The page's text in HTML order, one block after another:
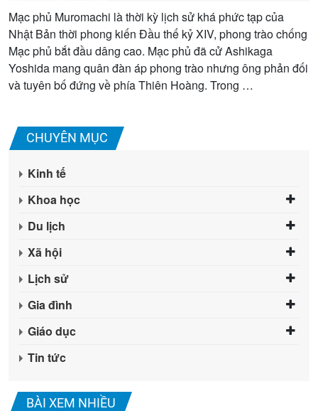
Mạc phủ Muromachi là thời kỳ lịch sử khá phức tạp của
Nhật Bản thời phong kiến Đầu thế kỷ XIV, phong trào chống
Mạc phủ bắt đầu dâng cao. Mạc phủ đã cử Ashikaga
Yoshida mang quân đàn áp phong trào nhưng ông phản đối
và tuyên bố đứng về phía Thiên Hoàng. Trong …
CHUYÊN MỤC
Kinh tế
Khoa học
Du lịch
Xã hội
Lịch sử
Gia đình
Giáo dục
Tin tức
BÀI XEM NHIỀU